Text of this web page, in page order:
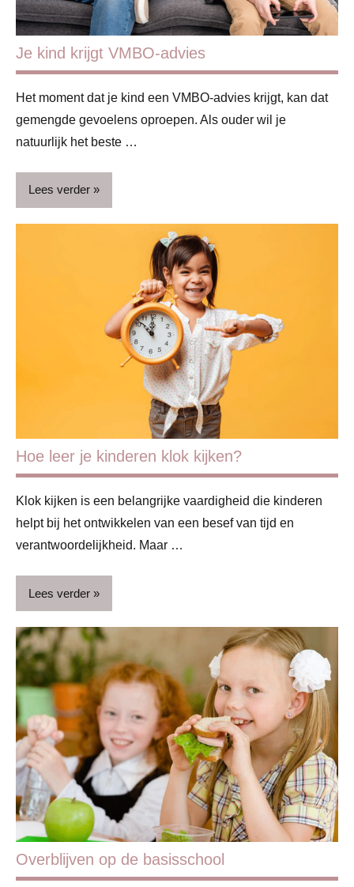
Je kind krijgt VMBO-advies
Het moment dat je kind een VMBO-advies krijgt, kan dat
gemengde gevoelens oproepen. Als ouder wil je
natuurlijk het beste …
Lees verder
Hoe leer je kinderen klok kijken?
Klok kijken is een belangrijke vaardigheid die kinderen
helpt bij het ontwikkelen van een besef van tijd en
verantwoordelijkheid. Maar …
Lees verder
Basisschool
Blog
Kinderen
Opvoeding
&
ouderschap
Schoolkind
Overblijven op de basisschool